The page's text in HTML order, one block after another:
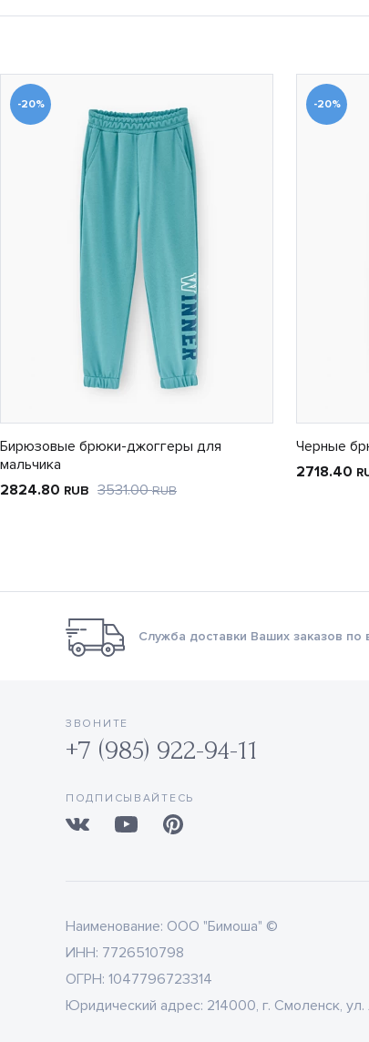
-20%
Бирюзовые брюки-джоггеры для
мальчика
2824.80 RUB 3531.00RUB
-20%
Черные
2718.40
Служба доставки Ваших заказов по
ЗВОНИТЕ
+7 (985) 922-94-11
ПОДПИСЫВАЙТЕСЬ
Наименование: ООО "Бимоша" ©
ИНН: 7726510798
ОГРН: 1047796723314
Юридический адрес: 214000, г. Смоленск,